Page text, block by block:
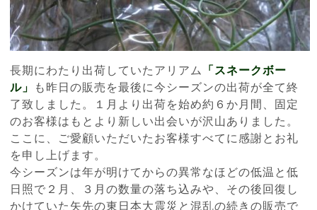
長期にわたり出荷していたアリアム 「スネークボー
ル」 も昨日の販売を最後に今シーズンの出荷が全て終
了致しました。１月より出荷を始め約６か月間、固定
のお客様はもとより新しい出会いが沢山ありました。
ここに、ご愛顧いただいたお客様すべてに感謝とお礼
を申し上げます。
今シーズンは年が明けてからの異常なほどの低温と低
日照で２月、３月の数量の落ち込みや、その後回復し
かけていた矢先の東日本大震災と混乱の続きの販売で